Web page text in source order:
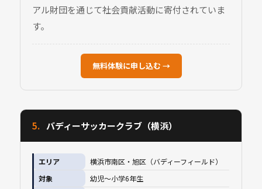
アル財団を通じて社会貢献活動に寄付されていま
す。
無料体験に申し込む →
5. バディーサッカークラブ（横浜）
エリア
横浜市南区・旭区（バディーフィールド）
対象
幼児〜小学6年生